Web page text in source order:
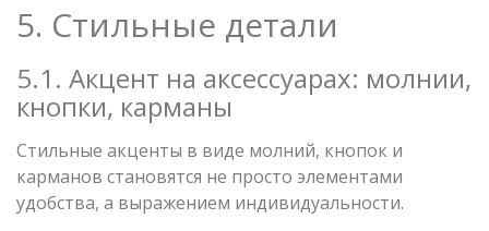
5. Стильные детали
5.1. Акцент на аксессуарах: молнии,
кнопки, карманы
Стильные акценты в виде молний, кнопок и
карманов становятся не просто элементами
удобства, а выражением индивидуальности.